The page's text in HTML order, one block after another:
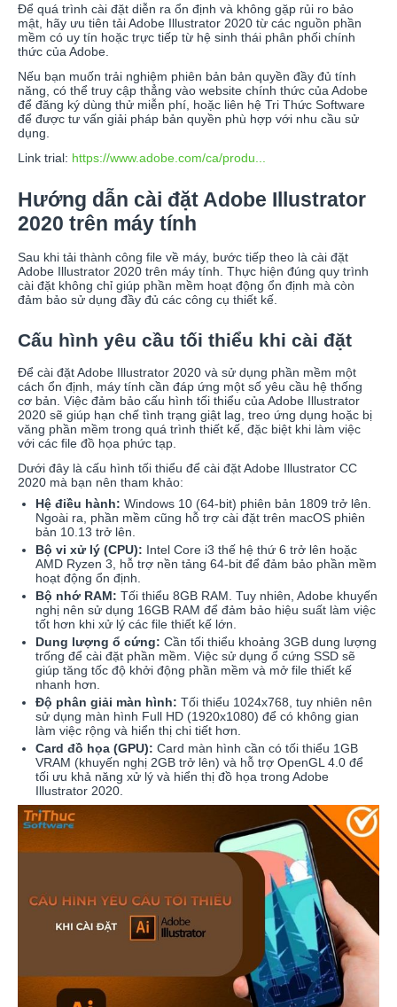
Để quá trình cài đặt diễn ra ổn định và không gặp rủi ro bảo
mật, hãy ưu tiên tải Adobe Illustrator 2020 từ các nguồn phần
mềm có uy tín hoặc trực tiếp từ hệ sinh thái phân phối chính
thức của Adobe.
Nếu bạn muốn trải nghiệm phiên bản bản quyền đầy đủ tính
năng, có thể truy cập thẳng vào website chính thức của Adobe
để đăng ký dùng thử miễn phí, hoặc liên hệ Tri Thức Software
để được tư vấn giải pháp bản quyền phù hợp với nhu cầu sử
dụng.
Link trial: https://www.adobe.com/ca/produ...
Hướng dẫn cài đặt Adobe Illustrator
2020 trên máy tính
Sau khi tải thành công file về máy, bước tiếp theo là cài đặt
Adobe Illustrator 2020 trên máy tính. Thực hiện đúng quy trình
cài đặt không chỉ giúp phần mềm hoạt động ổn định mà còn
đảm bảo sử dụng đầy đủ các công cụ thiết kế.
Cấu hình yêu cầu tối thiểu khi cài đặt
Để cài đặt Adobe Illustrator 2020 và sử dụng phần mềm một
cách ổn định, máy tính cần đáp ứng một số yêu cầu hệ thống
cơ bản. Việc đảm bảo cấu hình tối thiểu của Adobe Illustrator
2020 sẽ giúp hạn chế tình trạng giật lag, treo ứng dụng hoặc bị
văng phần mềm trong quá trình thiết kế, đặc biệt khi làm việc
với các file đồ họa phức tạp.
Dưới đây là cấu hình tối thiểu để cài đặt Adobe Illustrator CC
2020 mà bạn nên tham khảo:
Hệ điều hành: Windows 10 (64-bit) phiên bản 1809 trở lên.
Ngoài ra, phần mềm cũng hỗ trợ cài đặt trên macOS phiên
bản 10.13 trở lên.
Bộ vi xử lý (CPU): Intel Core i3 thế hệ thứ 6 trở lên hoặc
AMD Ryzen 3, hỗ trợ nền tảng 64-bit để đảm bảo phần mềm
hoạt động ổn định.
Bộ nhớ RAM: Tối thiểu 8GB RAM. Tuy nhiên, Adobe khuyến
nghị nên sử dụng 16GB RAM để đảm bảo hiệu suất làm việc
tốt hơn khi xử lý các file thiết kế lớn.
Dung lượng ổ cứng: Cần tối thiểu khoảng 3GB dung lượng
trống để cài đặt phần mềm. Việc sử dụng ổ cứng SSD sẽ
giúp tăng tốc độ khởi động phần mềm và mở file thiết kế
nhanh hơn.
Độ phân giải màn hình: Tối thiểu 1024x768, tuy nhiên nên
sử dụng màn hình Full HD (1920x1080) để có không gian
làm việc rộng và hiển thị chi tiết hơn.
Card đồ họa (GPU): Card màn hình cần có tối thiểu 1GB
VRAM (khuyến nghị 2GB trở lên) và hỗ trợ OpenGL 4.0 để
tối ưu khả năng xử lý và hiển thị đồ họa trong Adobe
Illustrator 2020.